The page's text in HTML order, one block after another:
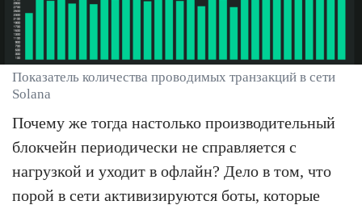
Показатель количества проводимых транзакций в сети
Solana
Почему же тогда настолько производительный
блокчейн периодически не справляется с
нагрузкой и уходит в офлайн? Дело в том, что
порой в сети активизируются боты, которые